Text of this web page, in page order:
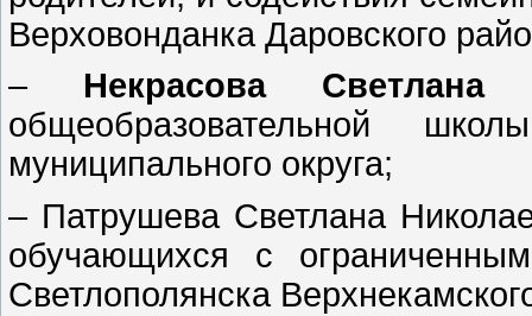
Верховонданка Даровского
– Некрасова Светлана
общеобразовательной
муниципального округа;
– Патрушева Светлана
обучающихся с
Светлополянска